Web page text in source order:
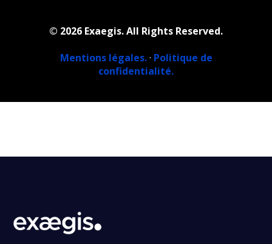
© 2026 Exaegis. All Rights Reserved.
Mentions légales.· Politique de
confidentialité.